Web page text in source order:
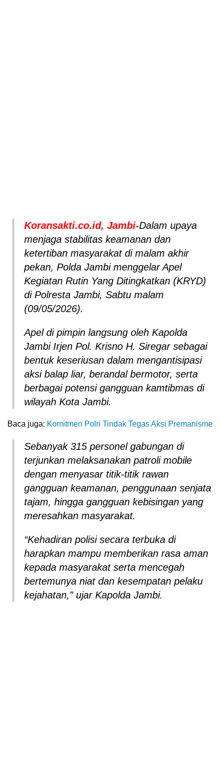
Koransakti.co.id, Jambi-Dalam upaya
menjaga stabilitas keamanan dan
ketertiban masyarakat di malam akhir
pekan, Polda Jambi menggelar Apel
Kegiatan Rutin Yang Ditingkatkan (KRYD)
di Polresta Jambi, Sabtu malam
(09/05/2026).
Apel di pimpin langsung oleh Kapolda
Jambi Irjen Pol. Krisno H. Siregar sebagai
bentuk keseriusan dalam mengantisipasi
aksi balap liar, berandal bermotor, serta
berbagai potensi gangguan kamtibmas di
wilayah Kota Jambi.
Baca juga: Komitmen Polri Tindak Tegas Aksi Premanisme
Sebanyak 315 personel gabungan di
terjunkan melaksanakan patroli mobile
dengan menyasar titik-titik rawan
gangguan keamanan, penggunaan senjata
tajam, hingga gangguan kebisingan yang
meresahkan masyarakat.
“Kehadiran polisi secara terbuka di
harapkan mampu memberikan rasa aman
kepada masyarakat serta mencegah
bertemunya niat dan kesempatan pelaku
kejahatan,” ujar Kapolda Jambi.